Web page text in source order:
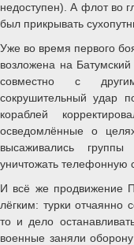
недоступен). А флот во
был прикрывать
Уже во время первого
возложена на
совместно с
сокрушительный удар
кораблей
осведомлённые о
высаживались
уничтожать телефонную
И всё же продвижение
лёгким: турки отчаянно
то и дело
военные заняли